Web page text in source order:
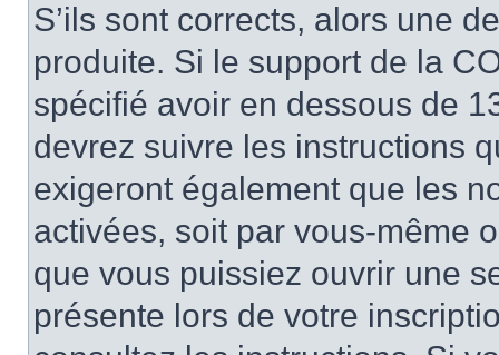
S’ils sont corrects, alors une
produite. Si le support de la
spécifié avoir en dessous de
devrez suivre les instructions
exigeront également que les
activées, soit par vous-même
que vous puissiez ouvrir une
présente lors de votre